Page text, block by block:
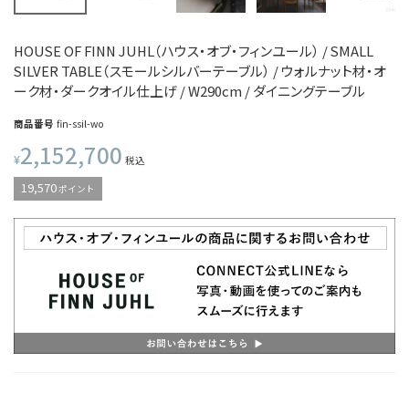
HOUSE OF FINN JUHL（ハウス・オブ・フィンユール） / SMALL
SILVER TABLE（スモールシルバーテーブル） / ウォルナット材・オ
ーク材・ダークオイル仕上げ / W290cm / ダイニングテーブル
商品番号 fin-ssil-wo
¥2,152,700 税込
19,570ポイント